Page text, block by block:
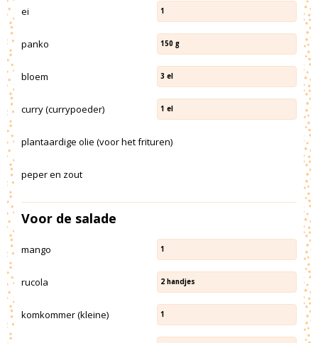
ei 1
panko 150 g
bloem 3 el
curry (currypoeder) 1 el
plantaardige olie (voor het frituren)
peper en zout
Voor de salade
mango 1
rucola 2 handjes
komkommer (kleine) 1